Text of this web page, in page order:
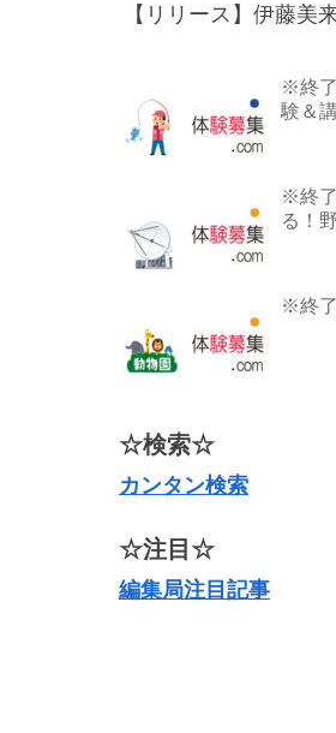
【リリース】伊藤美
※終
験＆
※終
る！
※終
☆検索☆
カンタン検索
☆注目☆
編集局注目記事